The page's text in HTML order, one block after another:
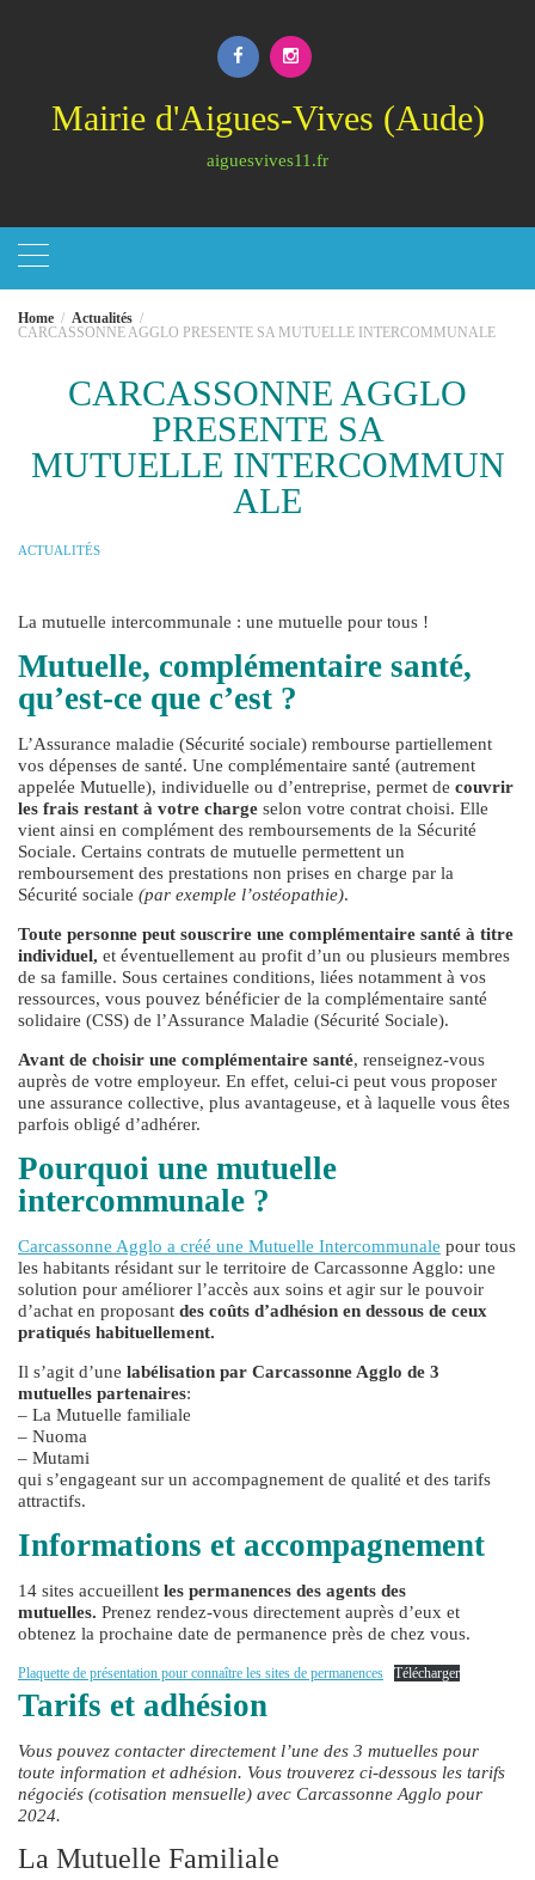
Mairie d'Aigues-Vives (Aude)
aiguesvives11.fr
Home
Actualités
CARCASSONNE AGGLO PRESENTE SA MUTUELLE INTERCOMMUNALE
CARCASSONNE AGGLO
PRESENTE SA
MUTUELLE INTERCOMMUN
ALE
ACTUALITÉS
La mutuelle intercommunale : une mutuelle pour tous !
Mutuelle, complémentaire santé,
qu’est-ce que c’est ?
L’Assurance maladie (Sécurité sociale) rembourse partiellement
vos dépenses de santé. Une complémentaire santé (autrement
appelée Mutuelle), individuelle ou d’entreprise, permet de couvrir
les frais restant à votre charge selon votre contrat choisi. Elle
vient ainsi en complément des remboursements de la Sécurité
Sociale. Certains contrats de mutuelle permettent un
remboursement des prestations non prises en charge par la
Sécurité sociale (par exemple l’ostéopathie).
Toute personne peut souscrire une complémentaire santé à titre
individuel, et éventuellement au profit d’un ou plusieurs membres
de sa famille. Sous certaines conditions, liées notamment à vos
ressources, vous pouvez bénéficier de la complémentaire santé
solidaire (CSS) de l’Assurance Maladie (Sécurité Sociale).
Avant de choisir une complémentaire santé, renseignez-vous
auprès de votre employeur. En effet, celui-ci peut vous proposer
une assurance collective, plus avantageuse, et à laquelle vous êtes
parfois obligé d’adhérer.
Pourquoi une mutuelle
intercommunale ?
Carcassonne Agglo a créé une Mutuelle Intercommunale pour tous
les habitants résidant sur le territoire de Carcassonne Agglo: une
solution pour améliorer l’accès aux soins et agir sur le pouvoir
d’achat en proposant des coûts d’adhésion en dessous de ceux
pratiqués habituellement.
Il s’agit d’une labélisation par Carcassonne Agglo de 3
mutuelles partenaires:
– La Mutuelle familiale
– Nuoma
– Mutami
qui s’engageant sur un accompagnement de qualité et des tarifs
attractifs.
Informations et accompagnement
14 sites accueillent les permanences des agents des
mutuelles. Prenez rendez-vous directement auprès d’eux et
obtenez la prochaine date de permanence près de chez vous.
Plaquette de présentation pour connaître les sites de permanences Télécharger
Tarifs et adhésion
Vous pouvez contacter directement l’une des 3 mutuelles pour
toute information et adhésion. Vous trouverez ci-dessous les tarifs
négociés (cotisation mensuelle) avec Carcassonne Agglo pour
2024.
La Mutuelle Familiale